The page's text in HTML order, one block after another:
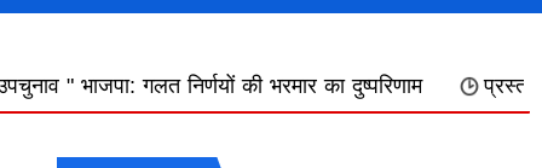
की भरमार का दुष्परिणाम प्रस्तावित नगर निगम में शामिल